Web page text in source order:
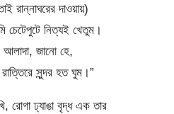
রান্নাঘরের দাওয়ায়)
চেটেপুটে নিত্যই খেতুম।
জানো হে,
সুন্দর হত ঘুম।”
রোগা ঢ্যাঙা বৃদ্ধ এক তার